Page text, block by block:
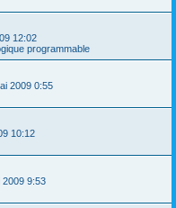
12:02
programmable
2009 0:55
10:12
2009 9:53